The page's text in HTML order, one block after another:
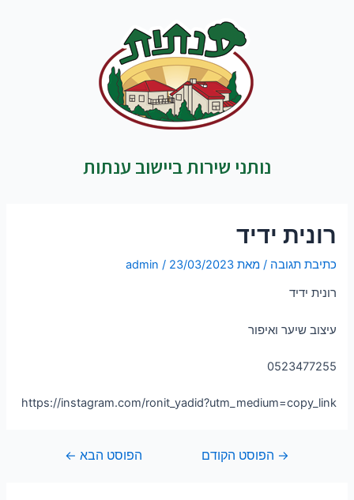
נותני שירות ביישוב ענתות
רונית ידיד
כתיבת תגובה / מאת admin / 23/03/2023
רונית ידיד
עיצוב שיער ואיפור
0523477255
https://instagram.com/ronit_yadid?utm_medium=copy_link
→ הפוסט הקודם הפוסט הבא ←